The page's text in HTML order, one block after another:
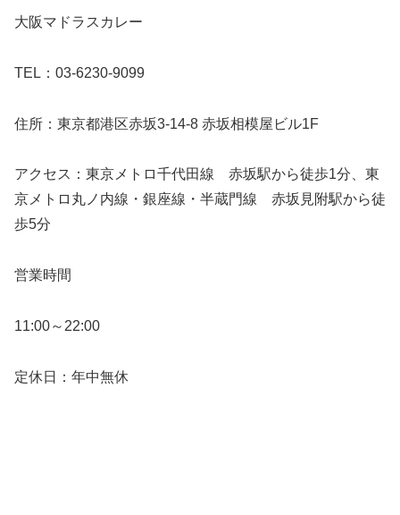
大阪マドラスカレー
TEL：03-6230-9099
住所：東京都港区赤坂3-14-8 赤坂相模屋ビル1F
アクセス：東京メトロ千代田線 赤坂駅から徒歩1分、東
京メトロ丸ノ内線・銀座線・半蔵門線 赤坂見附駅から徒
歩5分
営業時間
11:00～22:00
定休日：年中無休